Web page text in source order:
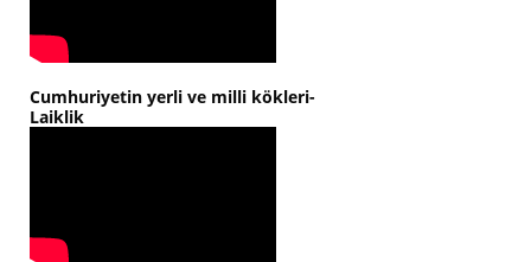
Cumhuriyetin yerli ve milli kökleri-
Laiklik